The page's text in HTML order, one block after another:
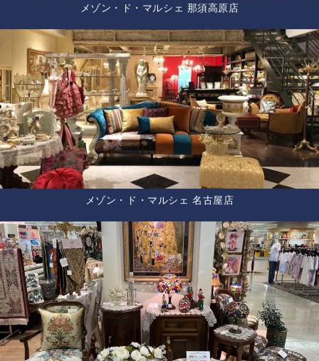
メゾン・ド・マルシェ 那須高原店
メゾン・ド・マルシェ 名古屋店